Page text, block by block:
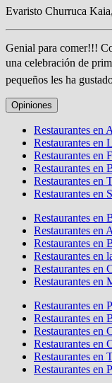
Evaristo Churruca
Genial para comer!!!
una celebración de
pequeños les ha
Opiniones
Restaurantes en
Restaurantes en
Restaurantes en
Restaurantes en
Restaurantes en
Restaurantes en
Restaurantes en
Restaurantes en
Restaurantes en
Restaurantes en
Restaurantes en
Restaurantes en
Restaurantes en
Restaurantes en
Restaurantes en
Restaurantes en
Restaurantes en
Restaurantes en